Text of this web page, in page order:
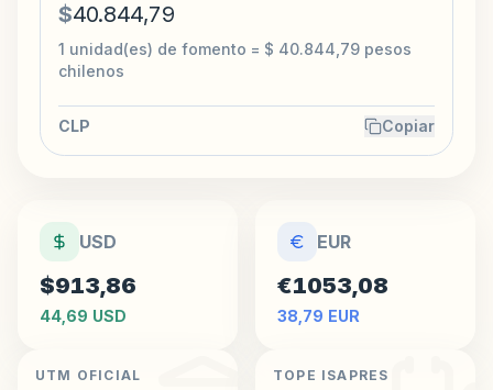
$40.844,79
1 unidad(es) de fomento = $ 40.844,79 pesos
chilenos
CLP Copiar
USD
$913,86
44,69 USD
EUR
€1053,08
38,79 EUR
UTM OFICIAL TOPE ISAPRES